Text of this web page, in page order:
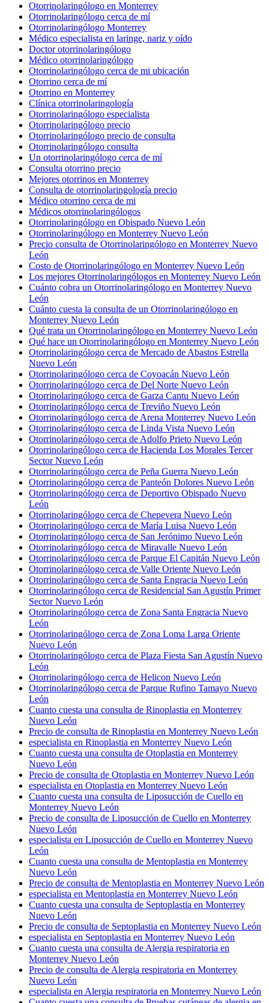
Otorrinolaringólogo en Monterrey
Otorrinolaringólogo cerca de mí
Otorrinolaringólogo Monterrey
Médico especialista en laringe, nariz y oído
Doctor otorrinolaringólogo
Médico otorrinolaringólogo
Otorrinolaringólogo cerca de mi ubicación
Otorrino cerca de mí
Otorrino en Monterrey
Clínica otorrinolaringología
Otorrinolaringólogo especialista
Otorrinolaringólogo precio
Otorrinolaringólogo precio de consulta
Otorrinolaringólogo consulta
Un otorrinolaringólogo cerca de mí
Consulta otorrino precio
Mejores otorrinos en Monterrey
Consulta de otorrinolaringología precio
Médico otorrino cerca de mi
Médicos otorrinolaringólogos
Otorrinolaringólogo en Obispado Nuevo León
Otorrinolaringólogo en Monterrey Nuevo León
Precio consulta de Otorrinolaringólogo en Monterrey Nuevo
León
Costo de Otorrinolaringólogo en Monterrey Nuevo León
Los mejores Otorrinolaringólogos en Monterrey Nuevo León
Cuánto cobra un Otorrinolaringólogo en Monterrey Nuevo
León
Cuánto cuesta la consulta de un Otorrinolaringólogo en
Monterrey Nuevo León
Qué trata un Otorrinolaringólogo en Monterrey Nuevo León
Qué hace un Otorrinolaringólogo en Monterrey Nuevo León
Otorrinolaringólogo cerca de Mercado de Abastos Estrella
Nuevo León
Otorrinolaringólogo cerca de Coyoacán Nuevo León
Otorrinolaringólogo cerca de Del Norte Nuevo León
Otorrinolaringólogo cerca de Garza Cantu Nuevo León
Otorrinolaringólogo cerca de Treviño Nuevo León
Otorrinolaringólogo cerca de Arena Monterrey Nuevo León
Otorrinolaringólogo cerca de Linda Vista Nuevo León
Otorrinolaringólogo cerca de Adolfo Prieto Nuevo León
Otorrinolaringólogo cerca de Hacienda Los Morales Tercer
Sector Nuevo León
Otorrinolaringólogo cerca de Peña Guerra Nuevo León
Otorrinolaringólogo cerca de Panteón Dolores Nuevo León
Otorrinolaringólogo cerca de Deportivo Obispado Nuevo
León
Otorrinolaringólogo cerca de Chepevera Nuevo León
Otorrinolaringólogo cerca de María Luisa Nuevo León
Otorrinolaringólogo cerca de San Jerónimo Nuevo León
Otorrinolaringólogo cerca de Miravalle Nuevo León
Otorrinolaringólogo cerca de Parque El Capitán Nuevo León
Otorrinolaringólogo cerca de Valle Oriente Nuevo León
Otorrinolaringólogo cerca de Santa Engracia Nuevo León
Otorrinolaringólogo cerca de Residencial San Agustín Primer
Sector Nuevo León
Otorrinolaringólogo cerca de Zona Santa Engracia Nuevo
León
Otorrinolaringólogo cerca de Zona Loma Larga Oriente
Nuevo León
Otorrinolaringólogo cerca de Plaza Fiesta San Agustín Nuevo
León
Otorrinolaringólogo cerca de Helicon Nuevo León
Otorrinolaringólogo cerca de Parque Rufino Tamayo Nuevo
León
Cuanto cuesta una consulta de Rinoplastia en Monterrey
Nuevo León
Precio de consulta de Rinoplastia en Monterrey Nuevo León
especialista en Rinoplastia en Monterrey Nuevo León
Cuanto cuesta una consulta de Otoplastia en Monterrey
Nuevo León
Precio de consulta de Otoplastia en Monterrey Nuevo León
especialista en Otoplastia en Monterrey Nuevo León
Cuanto cuesta una consulta de Liposucción de Cuello en
Monterrey Nuevo León
Precio de consulta de Liposucción de Cuello en Monterrey
Nuevo León
especialista en Liposucción de Cuello en Monterrey Nuevo
León
Cuanto cuesta una consulta de Mentoplastia en Monterrey
Nuevo León
Precio de consulta de Mentoplastia en Monterrey Nuevo León
especialista en Mentoplastia en Monterrey Nuevo León
Cuanto cuesta una consulta de Septoplastia en Monterrey
Nuevo León
Precio de consulta de Septoplastia en Monterrey Nuevo León
especialista en Septoplastia en Monterrey Nuevo León
Cuanto cuesta una consulta de Alergia respiratoria en
Monterrey Nuevo León
Precio de consulta de Alergia respiratoria en Monterrey
Nuevo León
especialista en Alergia respiratoria en Monterrey Nuevo León